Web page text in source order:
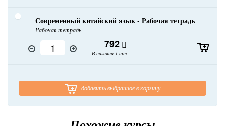
Современный китайский язык - Рабочая тетрадь
Рабочая тетрадь
792
В наличии 1 шт
добавить выбранное в корзину